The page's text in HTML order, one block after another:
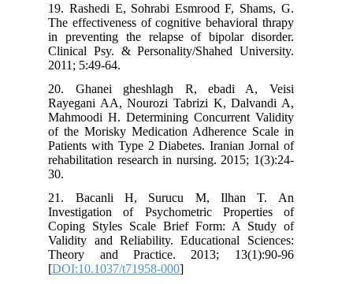
19. Rashedi E, Sohrabi Esmrood F,
The effectiveness of cognitive
in preventing the relapse of bipolar
Clinical Psy. & Personality/Shahed
20. Ghanei gheshlagh R, ebadi
Rayegani AA, Nourozi Tabrizi K,
Mahmoodi H. Determining
of the Morisky Medication Adherence
Patients with Type 2 Diabetes. Iranian
rehabilitation research in nursing.
21. Bacanli H, Surucu M,
Investigation of Psychometric
Coping Styles Scale Brief Form: A
Validity and Reliability. Educational
Theory and Practice. 2013;
[DOI:10.1037/t71958-000